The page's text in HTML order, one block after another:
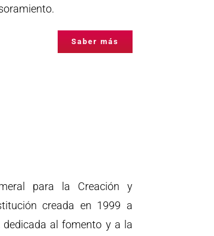
Saber más
para la Creación y
creada en 1999 a
al fomento y a la